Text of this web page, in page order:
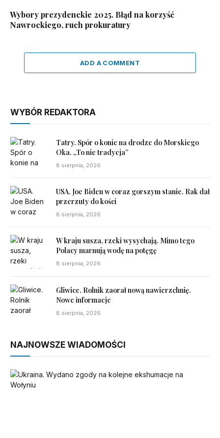
Wybory prezydenckie 2025. Błąd na korzyść
Nawrockiego, ruch prokuratury
ADD A COMMENT
WYBÓR REDAKTORA
Tatry. Spór o konie na drodze do Morskiego
Oka. „To nie tradycja”
8 sierpnia, 2026
USA. Joe Biden w coraz gorszym stanie. Rak dał
przerzuty do kości
8 sierpnia, 2026
W kraju susza, rzeki wysychają. Mimo tego
Polacy marnują wodę na potęgę
8 sierpnia, 2026
Gliwice. Rolnik zaorał nową nawierzchnię.
Nowe informacje
8 sierpnia, 2026
NAJNOWSZE WIADOMOŚCI